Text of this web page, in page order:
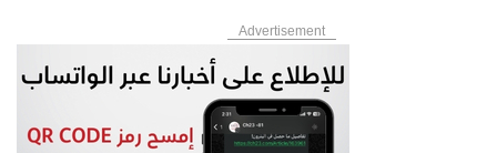
Advertisement